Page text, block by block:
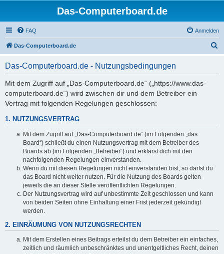
Das-Computerboard.de
FAQ Anmelden
Das-Computerboard.de
Das-Computerboard.de - Nutzungsbedingungen
Mit dem Zugriff auf „Das-Computerboard.de“ („https://www.das-
computerboard.de“) wird zwischen dir und dem Betreiber ein
Vertrag mit folgenden Regelungen geschlossen:
1. NUTZUNGSVERTRAG
Mit dem Zugriff auf „Das-Computerboard.de“ (im Folgenden „das
Board“) schließt du einen Nutzungsvertrag mit dem Betreiber des
Boards ab (im Folgenden „Betreiber“) und erklärst dich mit den
nachfolgenden Regelungen einverstanden.
Wenn du mit diesen Regelungen nicht einverstanden bist, so darfst du
das Board nicht weiter nutzen. Für die Nutzung des Boards gelten
jeweils die an dieser Stelle veröffentlichten Regelungen.
Der Nutzungsvertrag wird auf unbestimmte Zeit geschlossen und kann
von beiden Seiten ohne Einhaltung einer Frist jederzeit gekündigt
werden.
2. EINRÄUMUNG VON NUTZUNGSRECHTEN
Mit dem Erstellen eines Beitrags erteilst du dem Betreiber ein einfaches,
zeitlich und räumlich unbeschränktes und unentgeltliches Recht, deinen